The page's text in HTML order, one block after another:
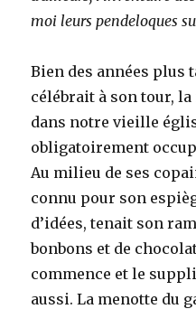
moi leurs pendeloques
Bien des années plus
célébrait à son tour, la
dans notre vieille
obligatoirement
Au milieu de ses
connu pour son
d’idées, tenait son
bonbons et de
commence et le
aussi. La menotte du